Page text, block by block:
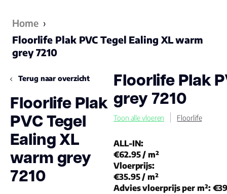
Home ›
Floorlife Plak PVC Tegel Ealing XL warm
grey 7210
Terug naar overzicht
Floorlife Plak
PVC Tegel
Ealing XL
warm grey
7210
Floorlife Plak
grey 7210
Toon alle vloeren Floorlife
ALL-IN:
€62.95/ m²
Vloerprijs:
€35.95/ m²
Advies vloerprijs per m²: